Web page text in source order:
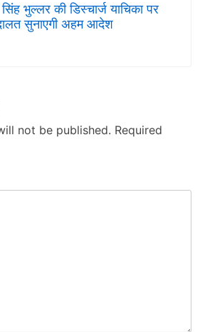
भुल्लर की डिस्चार्ज याचिका पर
सुनाएगी अहम आदेश
not be published. Required